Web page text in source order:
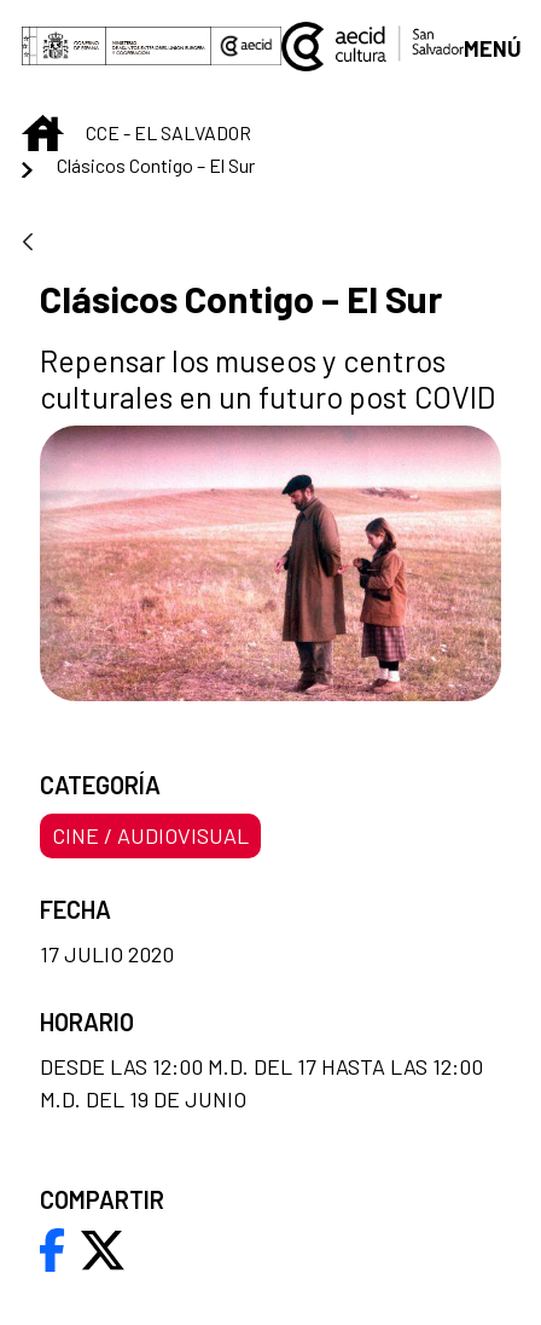
Saltar al contenido principal
MENÚ
INICIOCCE - EL SALVADOR
Clásicos Contigo – El Sur
Clásicos Contigo – El Sur
Repensar los museos y centros
culturales en un futuro post COVID
CATEGORÍA
CINE / AUDIOVISUAL
FECHA
17 JULIO 2020
HORARIO
DESDE LAS 12:00 M.D. DEL 17 HASTA LAS 12:00
M.D. DEL 19 DE JUNIO
COMPARTIR